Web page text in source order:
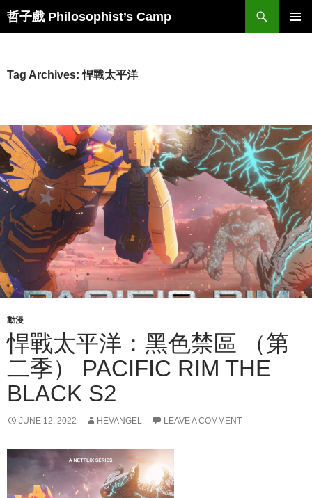
Skip
哲子戲 Philosophist’s Camp
Search
Tag Archives: 悍戰太平洋
動漫
悍戰太平洋：黑色禁區 （第
二季） PACIFIC RIM THE
BLACK S2
JUNE 12, 2022 HEVANGEL LEAVE A COMMENT